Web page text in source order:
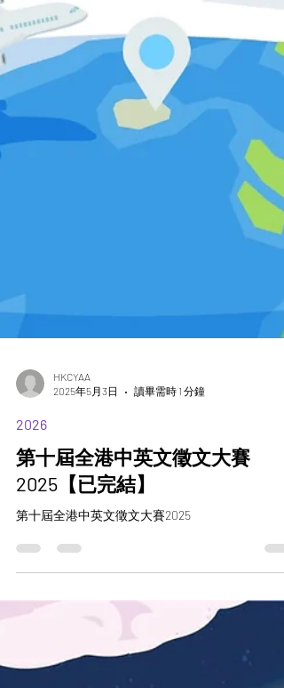
HKCYAA
2026
第十屆全港中英文徵文大賽
2025【已完結】